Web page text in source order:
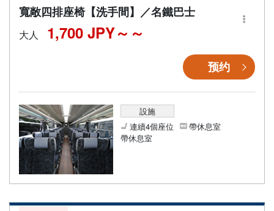
寬敞四排座椅【洗手間】／名鐵巴士
大人 1,700 JPY～
预约
設施
連續4個座位
帶休息室
帶休息室